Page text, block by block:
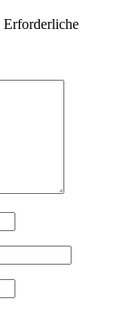
Erforderliche